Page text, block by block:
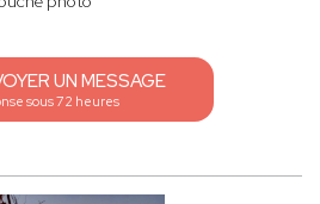
UN MESSAGE
sous 72 heures